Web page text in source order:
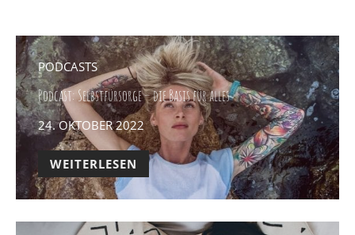
PODCASTS
Podcast: Selbstfürsorge – die Basis für alles
POSTED
ON
24. OKTOBER 2022
WEITERLESEN